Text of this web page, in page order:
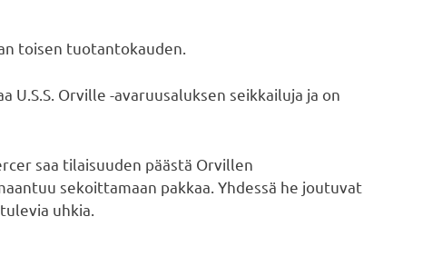
toisen tuotantokauden.
Orville -avaruusaluksen seikkailuja ja on
saa tilaisuuden päästä Orvillen
sekoittamaan pakkaa. Yhdessä he joutuvat
uhkia.